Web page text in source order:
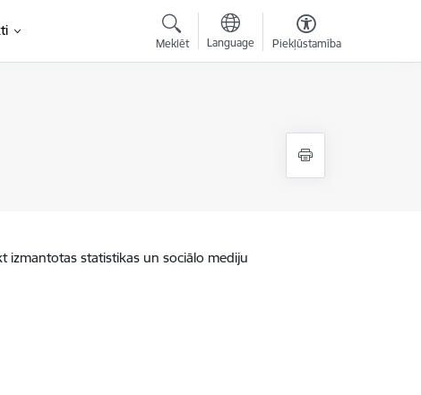
Meklēt Language Piekļūstamība
izmantotas statistikas un sociālo mediju